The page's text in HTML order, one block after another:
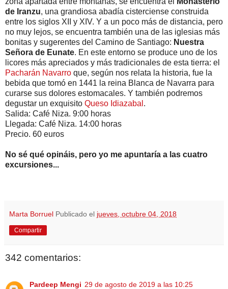
de Iranzu, una grandiosa abadía cisterciense construida
entre los siglos XII y XIV. Y a un poco más de distancia, pero
no muy lejos, se encuentra también una de las iglesias más
bonitas y sugerentes del Camino de Santiago: Nuestra
Señora de Eunate. En este entorno se produce uno de los
licores más apreciados y más tradicionales de esta tierra: el
Pacharán Navarro que, según nos relata la historia, fue la
bebida que tomó en 1441 la reina Blanca de Navarra para
curarse sus dolores estomacales. Y también podremos
degustar un exquisito Queso Idiazabal .
Salida: Café Niza. 9:00 horas
Llegada: Café Niza. 14:00 horas
Precio. 60 euros
No sé qué opináis, pero yo me apuntaría a las cuatro
excursiones...
Marta Borruel Publicado el jueves, octubre 04, 2018
Compartir
342 comentarios:
Pardeep Mengi 29 de agosto de 2019 a las 10:25